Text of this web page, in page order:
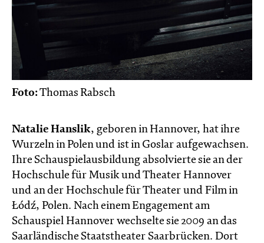
Foto:Thomas Rabsch
Natalie Hanslik, geboren in Hannover, hat ihre
Wurzeln in Polen und ist in Goslar aufgewachsen.
Ihre Schauspielausbildung absolvierte sie an der
Hochschule für Musik und Theater Hannover
und an der Hochschule für Theater und Film in
Łódź, Polen. Nach einem Engagement am
Schauspiel Hannover wechselte sie 2009 an das
Saarländische Staatstheater Saarbrücken. Dort